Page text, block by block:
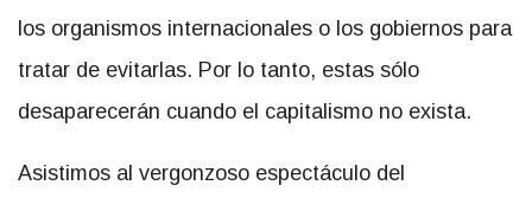
los organismos internacionales o los gobiernos para
tratar de evitarlas. Por lo tanto, estas sólo
desaparecerán cuando el capitalismo no exista.
Asistimos al vergonzoso espectáculo del